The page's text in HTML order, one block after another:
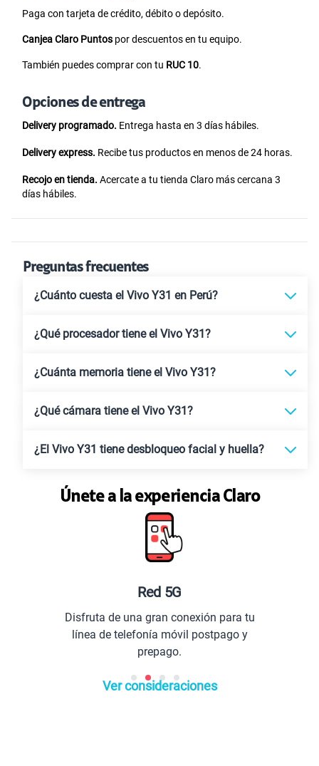
Paga con tarjeta de crédito, débito o depósito.
Canjea Claro Puntos por descuentos en tu equipo.
También puedes comprar con tu RUC 10.
Opciones de entrega
Delivery programado. Entrega hasta en 3 días hábiles.
Delivery express. Recibe tus productos en menos de 24 horas.
Recojo en tienda. Acercate a tu tienda Claro más cercana 3
días hábiles.
Preguntas frecuentes
¿Cuánto cuesta el Vivo Y31 en Perú?
¿Qué procesador tiene el Vivo Y31?
¿Cuánta memoria tiene el Vivo Y31?
¿Qué cámara tiene el Vivo Y31?
¿El Vivo Y31 tiene desbloqueo facial y huella?
Únete a la experiencia Claro
de una gran conexión para tu
línea de telefonía móvil postpago y
Ver consideraciones